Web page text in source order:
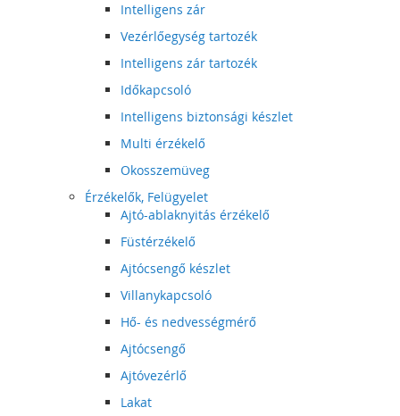
Intelligens zár
Vezérlőegység tartozék
Intelligens zár tartozék
Időkapcsoló
Intelligens biztonsági készlet
Multi érzékelő
Okosszemüveg
Érzékelők, Felügyelet
Ajtó-ablaknyitás érzékelő
Füstérzékelő
Ajtócsengő készlet
Villanykapcsoló
Hő- és nedvességmérő
Ajtócsengő
Ajtóvezérlő
Lakat